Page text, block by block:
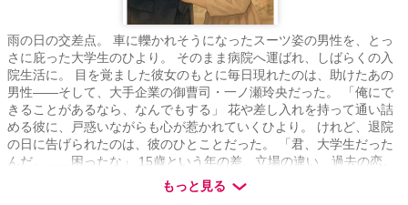
雨の日の交差点。 車に轢かれそうになったスーツ姿の男性を、とっ
さに庇った大学生のひより。 そのまま病院へ運ばれ、しばらくの入
院生活に。 目を覚ました彼女のもとに毎日現れたのは、助けたあの
男性――そして、大手企業の御曹司・一ノ瀬玲央だった。 「俺にで
きることがあるなら、なんでもする」 花や差し入れを持って通い詰
める彼に、戸惑いながらも心が惹かれていくひより。 けれど、退院
の日に告げられたのは、彼のひとことだった。 「君、大学生だった
んだ。……困ったな」 15歳という年の差、立場の違い、過去の恋。
簡単に踏み出せない距離があるのに、気づけばお互いを想う気持ち
は止められなくなっていた―― 「それでも俺は、君が欲しい」 助け
もっと見る